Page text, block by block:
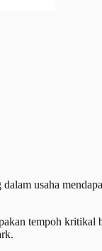
usaha
tempoh